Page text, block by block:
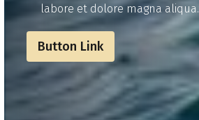
labore et dolore magna aliqua.
Button Link